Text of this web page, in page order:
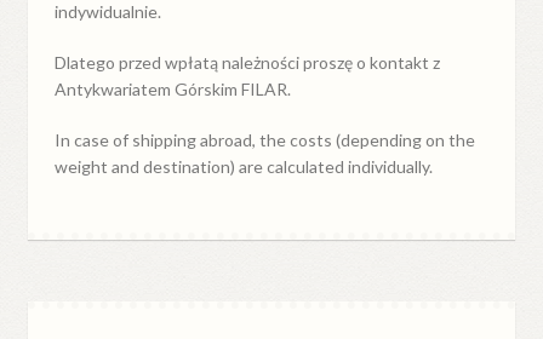
indywidualnie.
Dlatego przed wpłatą należności proszę o kontakt z
Antykwariatem Górskim FILAR.
In case of shipping abroad, the costs (depending on the
weight and destination) are calculated individually.